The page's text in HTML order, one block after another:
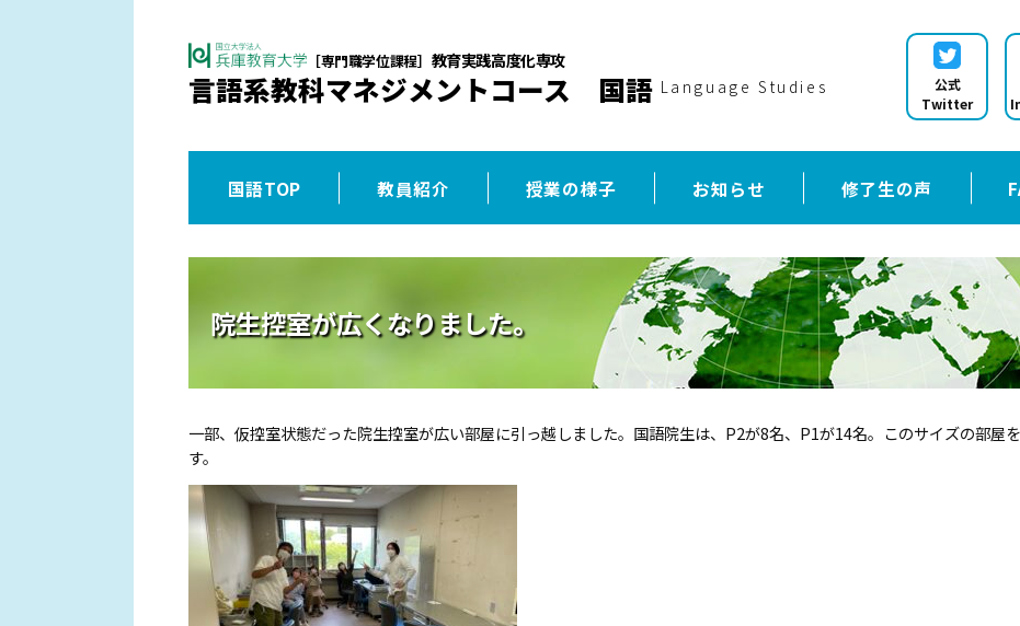
［専門職学位課程］ 教育実践高度化専攻
言語系教科マネジメントコース 国語 Language Studies
公式
Twitter
国語TOP 教員紹介 授業の様子 お知らせ 修了生の声
院生控室が広くなりました。
一部、仮控室状態だった院生控室が広い部屋に引っ越しました。国語院生は、P2が8名、P1が14名。このサイズの部屋
す。